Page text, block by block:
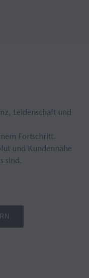
Leidenschaft und
Fortschritt.
und Kundennähe
sind.